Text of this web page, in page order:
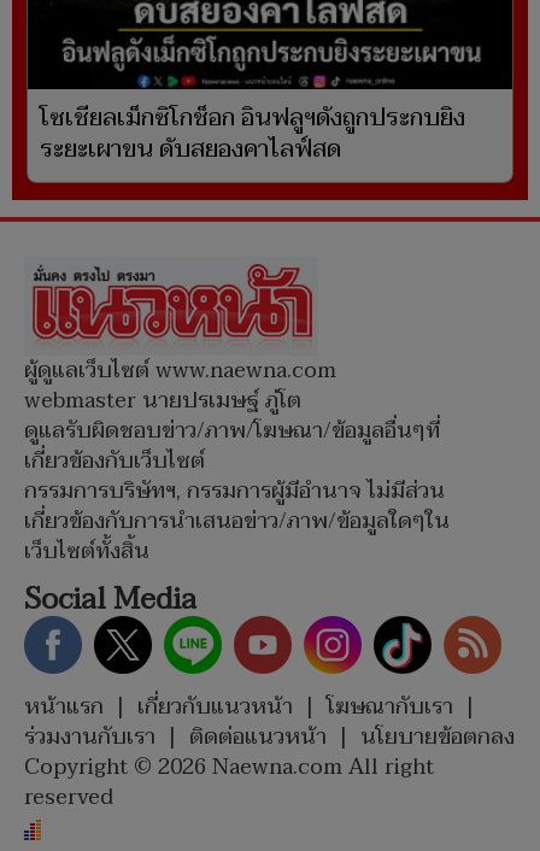
โซเชียลเม็กซิโกช็อก อินฟลูฯดังถูกประกบยิง
ระยะเผาขน ดับสยองคาไลฟ์สด
ผู้ดูแลเว็บไซต์ www.naewna.com
webmaster นายปรเมษฐ์ ภู่โต
ดูแลรับผิดชอบข่าว/ภาพ/โฆษณา/ข้อมูลอื่นๆที่
เกี่ยวข้องกับเว็บไซต์
กรรมการบริษัทฯ, กรรมการผู้มีอำนาจ ไม่มีส่วน
เกี่ยวข้องกับการนำเสนอข่าว/ภาพ/ข้อมูลใดๆใน
เว็บไซต์ทั้งสิ้น
Social Media
หน้าแรก | เกี่ยวกับแนวหน้า | โฆษณากับเรา |
ร่วมงานกับเรา | ติดต่อแนวหน้า | นโยบายข้อตกลง
Copyright © 2026 Naewna.com All right
reserved